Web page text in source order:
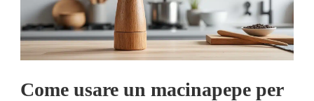
Come usare un macinapepe per